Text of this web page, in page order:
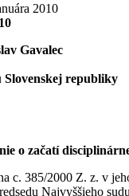
2010
Gavalec
Slovenskej republiky
o začatí
c. 385/2000 Z. z. v
Najvyššieho